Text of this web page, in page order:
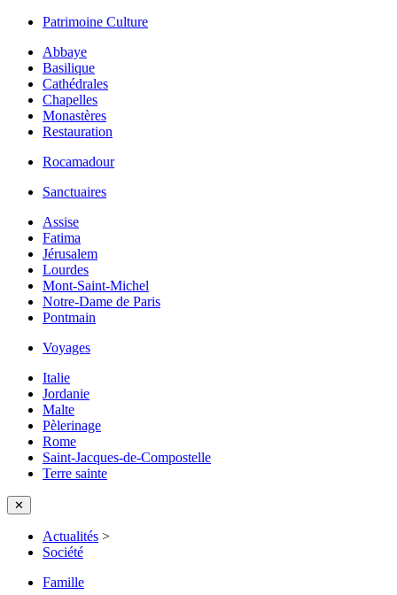
Patrimoine Culture
Abbaye
Basilique
Cathédrales
Chapelles
Monastères
Restauration
Rocamadour
Sanctuaires
Assise
Fatima
Jérusalem
Lourdes
Mont-Saint-Michel
Notre-Dame de Paris
Pontmain
Voyages
Italie
Jordanie
Malte
Pèlerinage
Rome
Saint-Jacques-de-Compostelle
Terre sainte
✕
Actualités >
Société
Famille